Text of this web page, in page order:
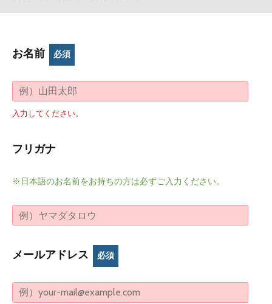
お名前 必須
入力してください。
フリガナ
※日本語のお名前をお持ちの方は必ずご入力ください。
メールアドレス 必須